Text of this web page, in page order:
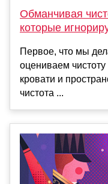
Обманчивая
которые
Первое, что мы
оцениваем
кровати и
чистота ...